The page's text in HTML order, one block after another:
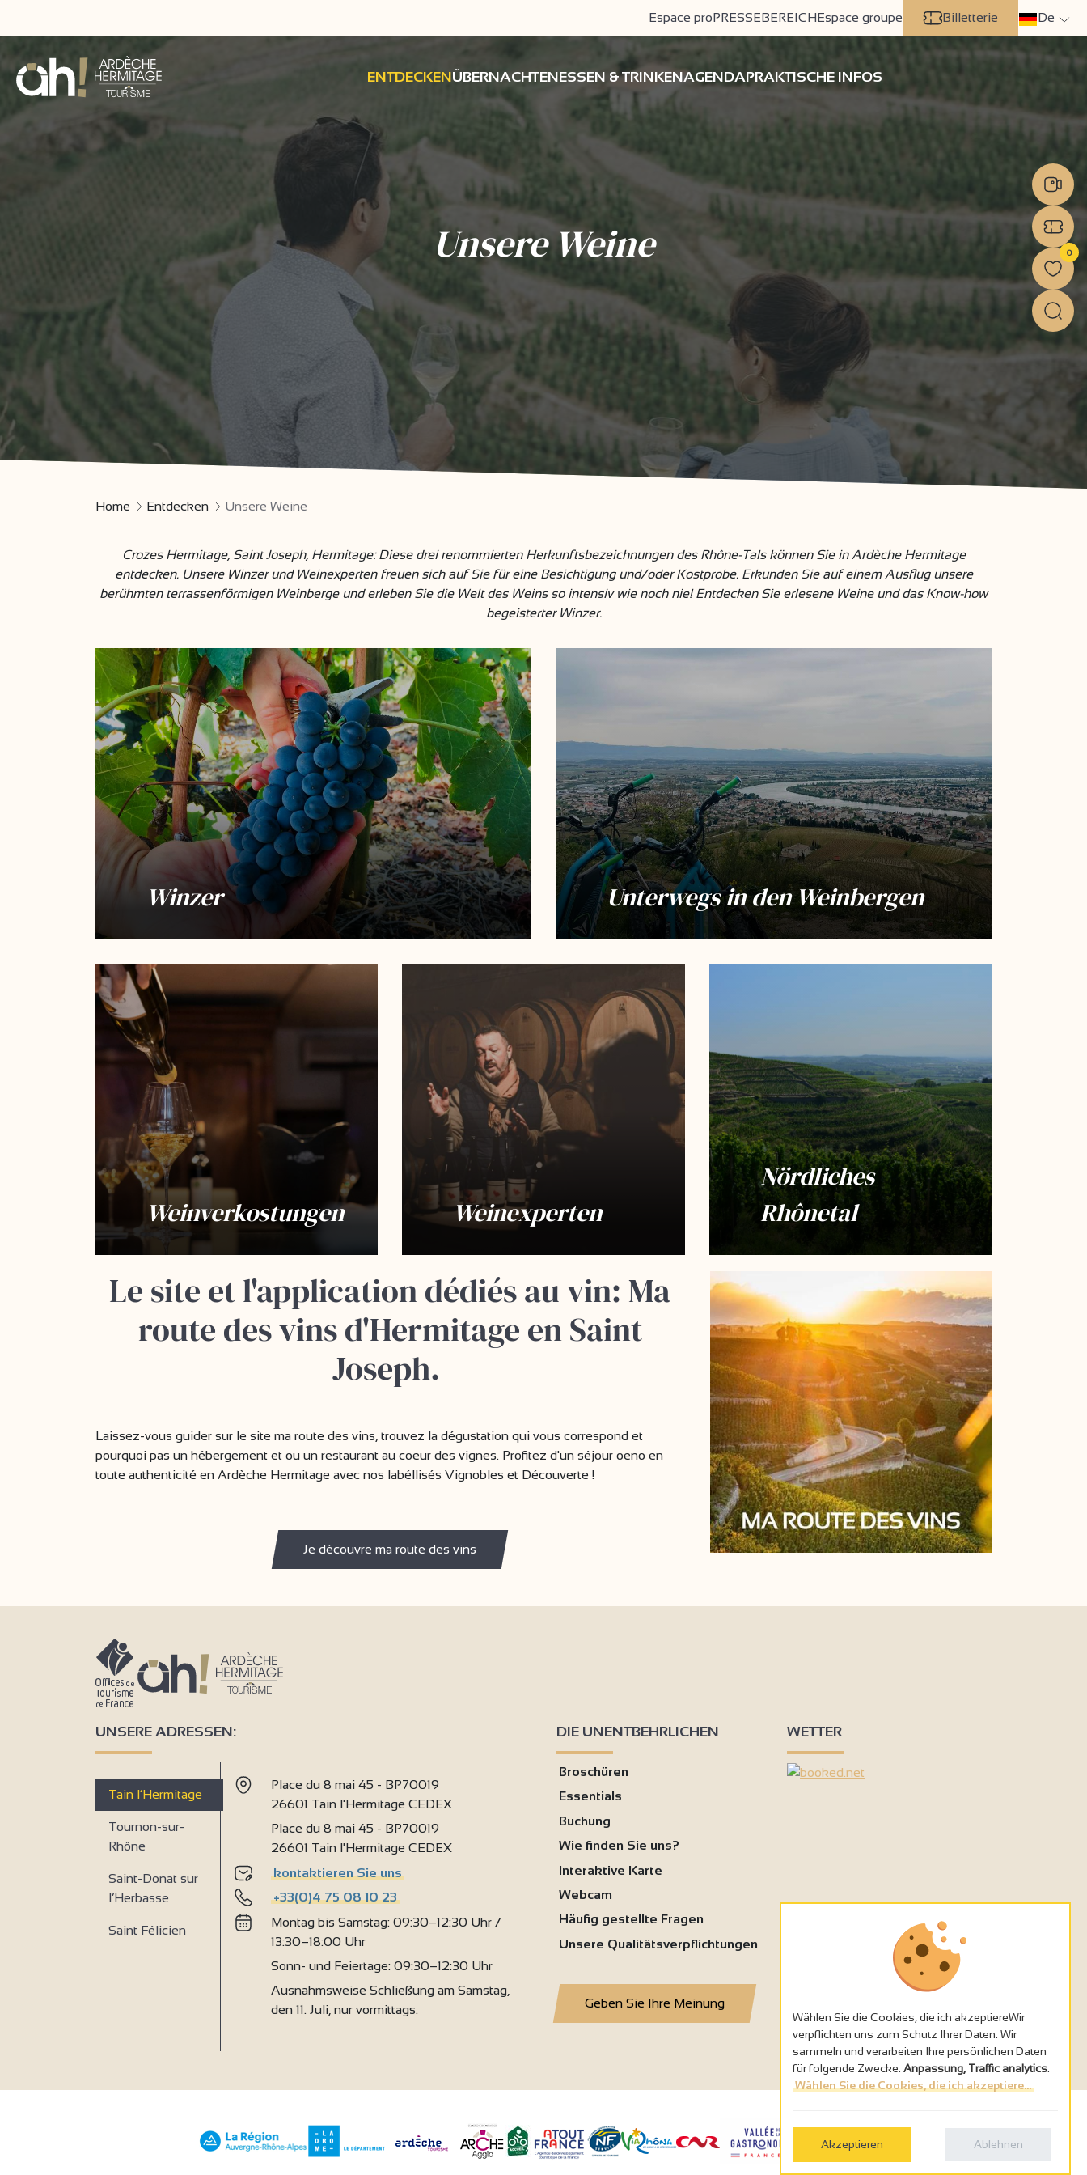
Espace proPRESSEBEREICHEspace groupe Billetterie De
ENTDECKENÜBERNACHTENESSEN & TRINKENAGENDAPRAKTISCHE INFOS
Unsere Weine
Home Entdecken Unsere Weine
Crozes Hermitage, Saint Joseph, Hermitage: Diese drei renommierten Herkunftsbezeichnungen des Rhône-Tals können Sie in Ardèche Hermitage
entdecken. Unsere Winzer und Weinexperten freuen sich auf Sie für eine Besichtigung und/oder Kostprobe. Erkunden Sie auf einem Ausflug unsere
berühmten terrassenförmigen Weinberge und erleben Sie die Welt des Weins so intensiv wie noch nie! Entdecken Sie erlesene Weine und das Know-how
begeisterter Winzer.
Winzer Unterwegs in den Weinbergen
Weinverkostungen Weinexperten
Nördliches
Rhônetal
Le site et l'application dédiés au vin: Ma
route des vins d'Hermitage en Saint
Joseph.
Laissez-vous guider sur le site ma route des vins, trouvez la dégustation qui vous correspond et
pourquoi pas un hébergement et ou un restaurant au coeur des vignes. Profitez d'un séjour oeno en
toute authenticité en Ardèche Hermitage avec nos labéllisés Vignobles et Découverte !
Je découvre ma route des vins
UNSERE ADRESSEN:
Tain l’Hermitage
Tournon-sur-
Rhône
Saint-Donat sur
l’Herbasse
Saint Félicien
Place du 8 mai 45 - BP70019
26601 Tain l'Hermitage CEDEX
Place du 8 mai 45 - BP70019
26601 Tain l'Hermitage CEDEX
kontaktieren Sie uns
+33(0)4 75 08 10 23
Montag bis Samstag: 09:30–12:30 Uhr /
13:30–18:00 Uhr
Sonn- und Feiertage: 09:30–12:30 Uhr
Ausnahmsweise Schließung am Samstag,
den 11. Juli, nur vormittags.
DIE UNENTBEHRLICHEN
Broschüren
Essentials
Buchung
Wie finden Sie uns?
Interaktive Karte
Webcam
Häufig gestellte Fragen
Unsere Qualitätsverpflichtungen
Geben Sie Ihre Meinung
WETTER
0
Wählen Sie die Cookies, die ich akzeptiereWir
verpflichten uns zum Schutz Ihrer Daten. Wir
sammeln und verarbeiten Ihre persönlichen Daten
für folgende Zwecke: Anpassung, Traffic analytics
Wählen Sie die Cookies, die ich akzeptiere...
Akzeptieren Ablehnen